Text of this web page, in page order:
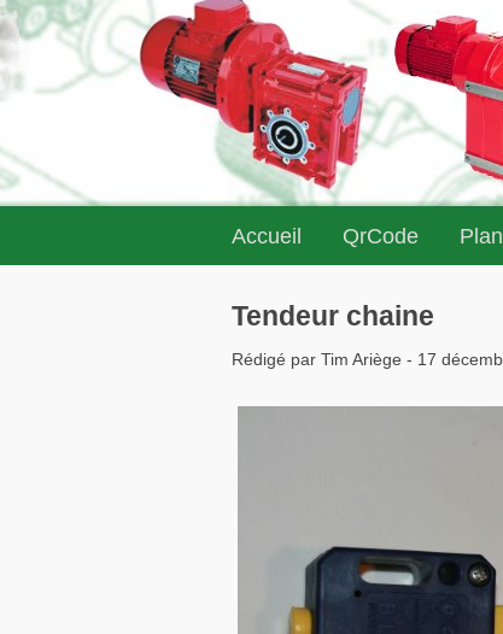
Accueil QrCode
Tendeur chaine
Rédigé par Tim Ariège - 17